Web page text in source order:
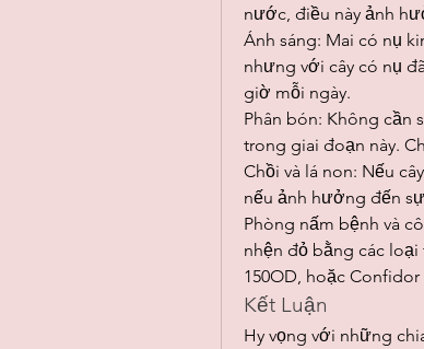
nước, điều này ảnh
Ánh sáng: Mai có nụ
nhưng với cây có nụ
giờ mỗi ngày.
Phân bón: Không cần
trong giai đoạn này.
Chồi và lá non: Nếu
nếu ảnh hưởng đến
Phòng nấm bệnh và
nhện đỏ bằng các loại
150OD, hoặc Confidor
Kết Luận
Hy vọng với những